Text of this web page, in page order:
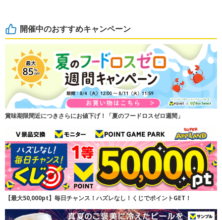
開催中のおすすめキャンペーン
賞味期限間近につきさらにお値下げ！「夏のフードロスゼロ週間」
【最大50,000pt】毎日チャンス！ハズレなし！くじでポイントGET！